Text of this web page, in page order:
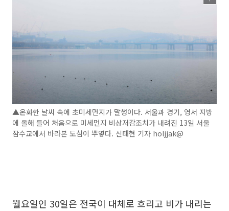
▲온화한 날씨 속에 초미세먼지가 말썽이다. 서울과 경기, 영서 지방
에 올해 들어 처음으로 미세먼지 비상저감조치가 내려진 13일 서울
잠수교에서 바라본 도심이 뿌옇다. 신태현 기자 holjjak@
월요일인 30일은 전국이 대체로 흐리고 비가 내리는